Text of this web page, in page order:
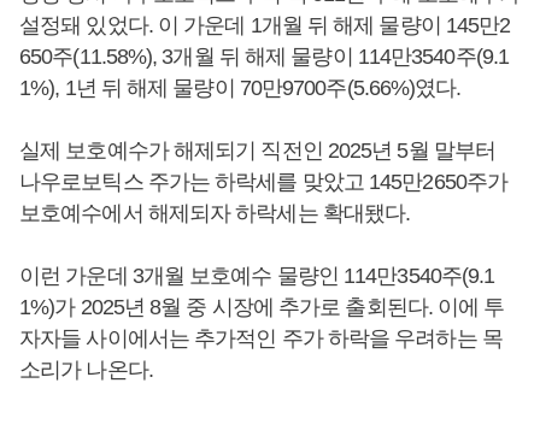
설정돼 있었다. 이 가운데 1개월 뒤 해제 물량이 145만2
650주(11.58%), 3개월 뒤 해제 물량이 114만3540주(9.1
1%), 1년 뒤 해제 물량이 70만9700주(5.66%)였다.
실제 보호예수가 해제되기 직전인 2025년 5월 말부터
나우로보틱스 주가는 하락세를 맞았고 145만2650주가
보호예수에서 해제되자 하락세는 확대됐다.
이런 가운데 3개월 보호예수 물량인 114만3540주(9.1
1%)가 2025년 8월 중 시장에 추가로 출회된다. 이에 투
자자들 사이에서는 추가적인 주가 하락을 우려하는 목
소리가 나온다.